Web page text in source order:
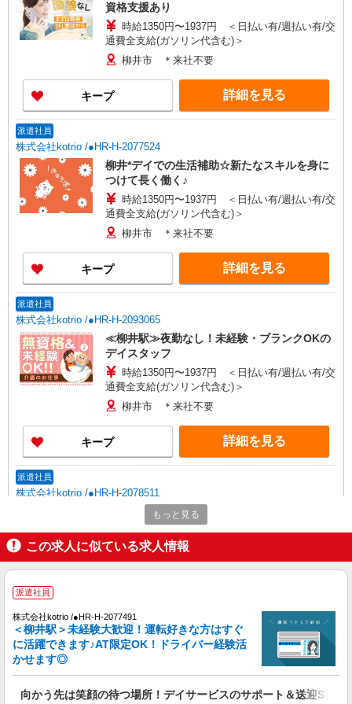
資格支援あり
時給1350円〜1937円 ＜日払い有/週払い有/交
通費全支給(ガソリン代含む)＞
柳井市 ＊来社不要
キープ 詳細を見る
派遣社員
株式会社kotrio /●HR-H-2077524
柳井*デイでの生活補助☆新たなスキルを身に
つけて長く働く♪
時給1350円〜1937円 ＜日払い有/週払い有/交
通費全支給(ガソリン代含む)＞
柳井市 ＊来社不要
キープ 詳細を見る
派遣社員
株式会社kotrio /●HR-H-2093065
≪柳井駅≫夜勤なし！未経験・ブランクOKの
デイスタッフ
時給1350円〜1937円 ＜日払い有/週払い有/交
通費全支給(ガソリン代含む)＞
柳井市 ＊来社不要
キープ 詳細を見る
派遣社員
株式会社kotrio /●HR-H-2078511
＼収入アップを全面サポート／小規模デイ
STAFF|資格支援制度あり
時給1350円〜1937円 ＜日払い有/週払い有/交
通費全支給(ガソリン代含む)＞
キープ 詳細を見る
派遣社員
株式会社kotrio /●HR-H-2078493
夜はおうち時間
もっと見る
この求人に似ている求人情報
派遣社員
株式会社kotrio /●HR-H-2077491
＜柳井駅＞未経験大歓迎！運転好きな方はすぐ
に活躍できます♪AT限定OK！ドライバー経験活
かせます◎
向かう先は笑顔の待つ場所！デイサービスのサポート＆送迎STAFF